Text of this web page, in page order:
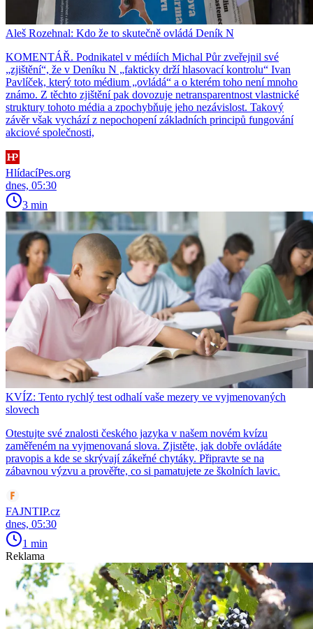
Aleš Rozehnal: Kdo že to skutečně ovládá Deník N
KOMENTÁŘ. Podnikatel v médiích Michal Půr zveřejnil své
„zjištění“, že v Deníku N „fakticky drží hlasovací kontrolu“ Ivan
Pavlíček, který toto médium „ovládá“ a o kterém toho není mnoho
známo. Z těchto zjištění pak dovozuje netransparentnost vlastnické
struktury tohoto média a zpochybňuje jeho nezávislost. Takový
závěr však vychází z nepochopení základních principů fungování
akciové společnosti,
HlídacíPes.org
dnes, 05:30
3 min
KVÍZ: Tento rychlý test odhalí vaše mezery ve vyjmenovaných
slovech
Otestujte své znalosti českého jazyka v našem novém kvízu
zaměřeném na vyjmenovaná slova. Zjistěte, jak dobře ovládáte
pravopis a kde se skrývají zákeřné chytáky. Připravte se na
zábavnou výzvu a prověřte, co si pamatujete ze školních lavic.
FAJNTIP.cz
dnes, 05:30
1 min
Reklama